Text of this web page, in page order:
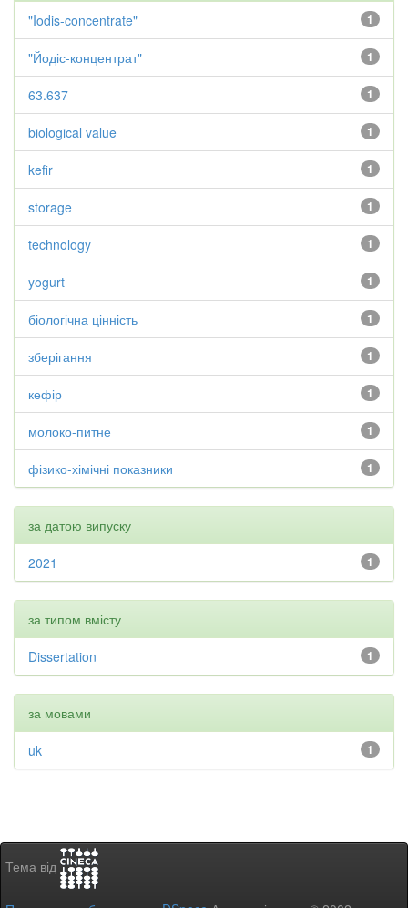
1
"Iodis-concentrate"
1
"Йодіс-концентрат"
1
63.637
1
biological value
1
kefir
1
storage
1
technology
1
yogurt
1
біологічна цінність
1
зберігання
1
кефір
1
молоко-питне
1
фізико-хімічні показники
за датою випуску
1
2021
за типом вмісту
1
Dissertation
за мовами
1
uk
Тема від